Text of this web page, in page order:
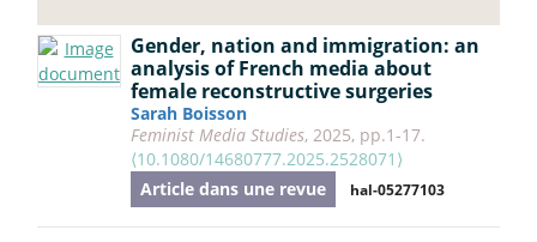
Gender, nation and immigration: an
analysis of French media about
female reconstructive surgeries
Sarah Boisson
Feminist Media Studies, 2025, pp.1-17.
⟨10.1080/14680777.2025.2528071⟩
Article dans une revue
hal-05277103